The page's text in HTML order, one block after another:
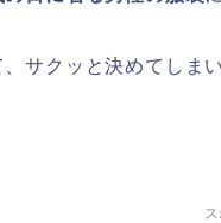
サクッと決めてしま